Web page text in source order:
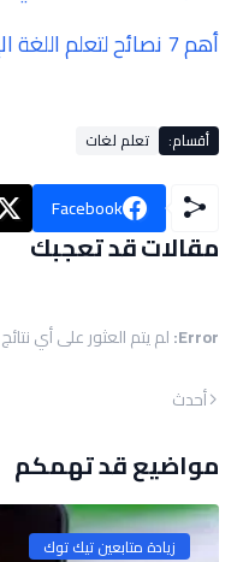
أهم 7 نصائح لتعلم اللغة الإنجليزية بسرعة
أقسام: تعلم لغات
Facebook
مقالات قد تعجبك
Error: لم يتم العثور على أي نتائج
أحدث
مواضيع قد تهمكم
زيادة متابعين تيك توك